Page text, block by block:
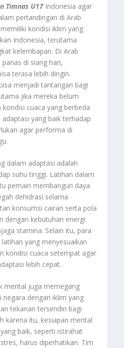
Timnas U17Indonesia agar
pertandingan di Arab
kondisi iklim yang
Indonesia, terutama
kelembapan. Di Arab
di siang hari,
terasa lebih dingin.
menjadi tantangan bagi
jika mereka belum
cuaca yang berbeda
yang baik terhadap
agar performa di
dalam adaptasi adalah
suhu tinggi. Latihan dalam
pemain membangun daya
dehidrasi selama
konsumsi cairan serta pola
dengan kebutuhan energi
stamina. Selain itu, para
yang menyesuaikan
kondisi cuaca setempat agar
lebih cepat.
mental juga memegang
negara dengan iklim yang
tekanan tersendiri bagi
karena itu, kesiapan mental
baik, seperti istirahat
harus diperhatikan. Tim